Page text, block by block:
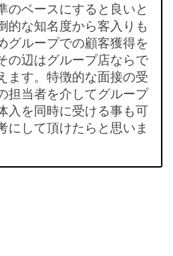
のベースにすると良いと
的な知名度から客入りも
グループでの顧客獲得を
の辺はグループ店ならで
ます。特徴的な面接の受
担当者を介してグループ
入を同時に受ける事も可
にして頂けたらと思いま